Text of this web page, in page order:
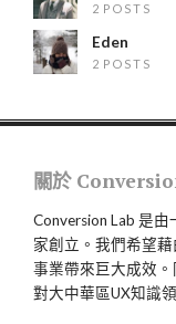
2 POSTS
Eden
2 POSTS
關於
Conversion Lab 是
家創立。我們希望
事業帶來巨大成效
對大中華區UX知識